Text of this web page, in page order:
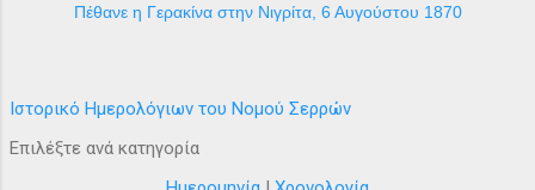
Πέθανε η Γερακίνα στην Νιγρίτα, 6 Αυγούστου 1870
Ιστορικό Ημερολόγιων του Νομού Σερρών
Επιλέξτε ανά κατηγορία